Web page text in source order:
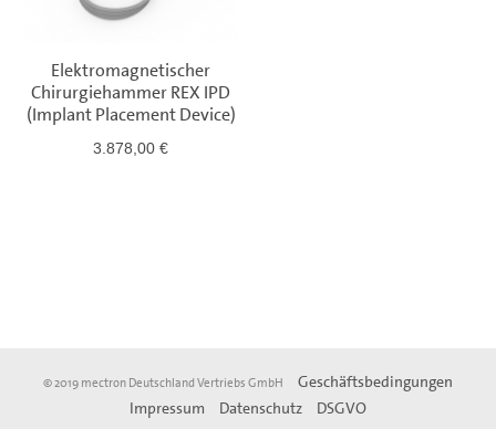
Elektromagnetischer
Chirurgiehammer REX IPD
(Implant Placement Device)
3.878,00 €
© 2019 mectron Deutschland Vertriebs GmbH
Geschäftsbedingungen
Impressum
Datenschutz DSGVO